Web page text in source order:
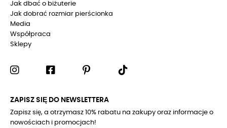
Jak dbać o biżuterie
Jak dobrać rozmiar pierścionka
Media
Współpraca
Sklepy
ZAPISZ SIĘ DO NEWSLETTERA
Zapisz się, a otrzymasz 10% rabatu na zakupy oraz informacje o
nowościach i promocjach!